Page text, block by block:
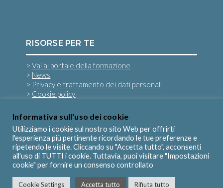
RISORSE PER TE
>Vai al portale della formazione
> News
> Privacy e trattamento dei dati personali
> Cookie policy
SEGUICI SU
Informativa sull'uso dei cookie
Utilizziamo i cookie sul nostro sito Web per offrirti
l'esperienza più pertinente ricordando le tue preferenze e
ripetendo le visite. Cliccando su "Accetta tutto", acconsenti
all'uso di TUTTI i cookie. Tuttavia, puoi visitare "Impostazioni
cookie" per fornire un consenso controllato
Cookie Settings Accetta tutto Rifiuta tutto